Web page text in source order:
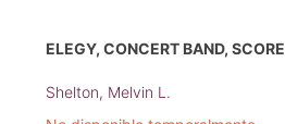
ELEGY, CONCERT BAND, SCORE
Shelton, Melvin L.